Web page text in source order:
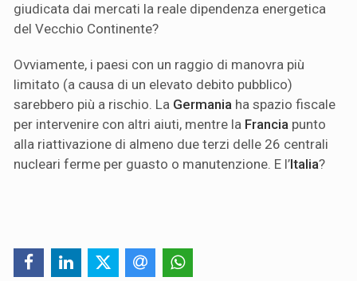
giudicata dai mercati la reale dipendenza energetica
del Vecchio Continente?
Ovviamente, i paesi con un raggio di manovra più
limitato (a causa di un elevato debito pubblico)
sarebbero più a rischio. La Germania ha spazio fiscale
per intervenire con altri aiuti, mentre la Francia punto
alla riattivazione di almeno due terzi delle 26 centrali
nucleari ferme per guasto o manutenzione. E l’Italia?